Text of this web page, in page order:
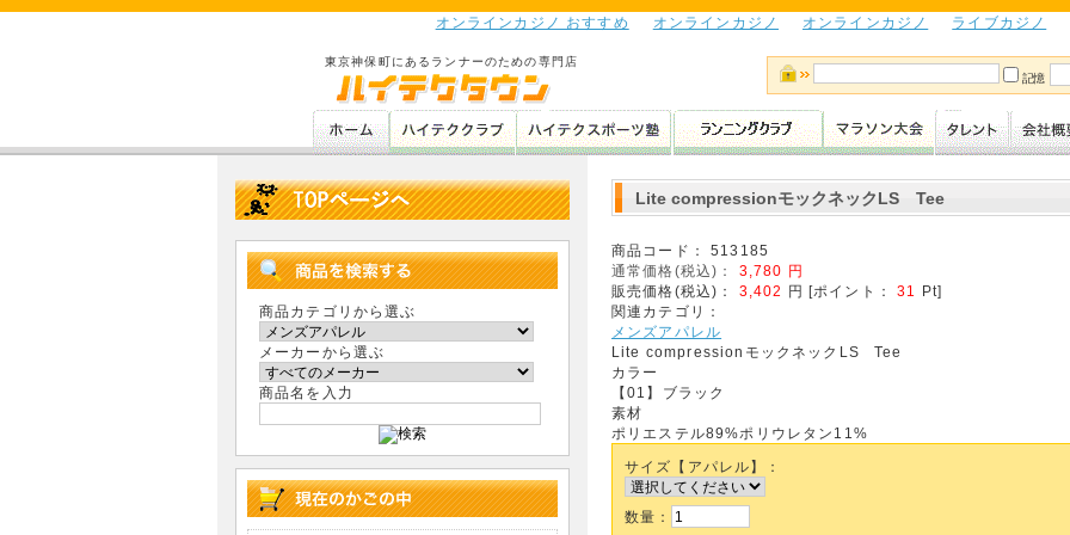
オンラインカジノ おすすめ オンラインカジノ オンラインカジノ ライブカジノ
東京神保町にあるランナーのための専門店
記憶
商品カテゴリから選ぶ
メーカーから選ぶ
商品名を入力
Lite compressionモックネックLS Tee
商品コード：513185
通常価格(税込)： 3,780 円
販売価格(税込)： 3,402 円 [ポイント：31
Pt]
関連カテゴリ：
メンズアパレル
Lite compressionモックネックLS Tee
カラー
【01】ブラック
素材
ポリエステル89%ポリウレタン11%
サイズ【アパレル】：
数量：